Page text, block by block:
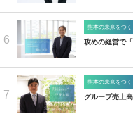
6
熊本の未来をつ
攻めの経営で
7
熊本の未来をつ
グループ売上